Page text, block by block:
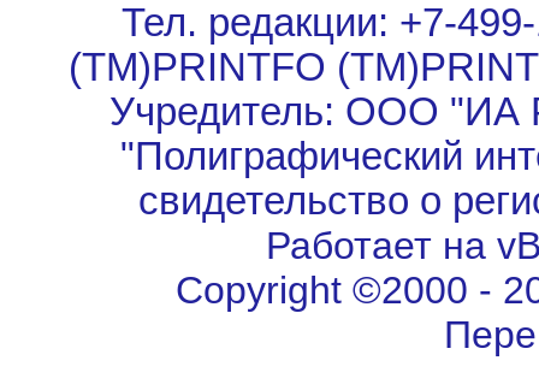
Тел. редакции: +7-
(TM)PRINTFO
Учредитель: ООО "ИА
"Полиграфический
свидетельство о
Работает на
Copyright ©2000 -